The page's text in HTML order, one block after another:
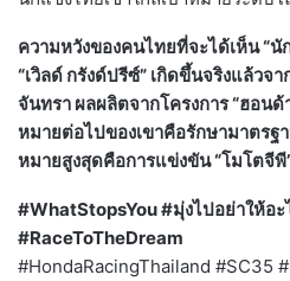
ความหวังของคนไทยที่จะได้เห็น “
“เวิลด์ กรังด์ปรีซ์” เกิดขึ้นจริงแล้วจ
จันทรา ผลผลิตจากโครงการ “ฮอนด้
หมายต่อไปของเขาคือรักษามาตรฐ
หมายสูงสุดคือการแข่งขัน “โมโตจีพี
#WhatStopsYou #มุ่งไปอย่าให้อ
#RaceToTheDream
#HondaRacingThailand #SC35